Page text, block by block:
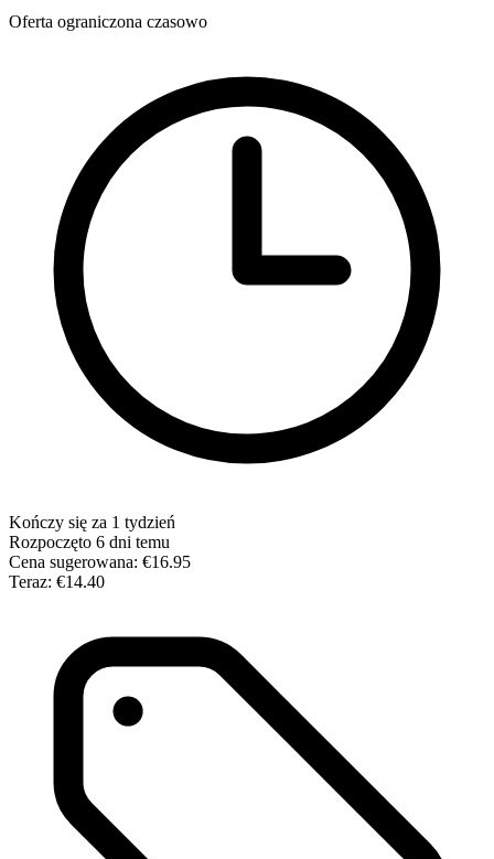
Oferta ograniczona czasowo
Kończy się za 1 tydzień
Rozpoczęto 6 dni temu
Cena sugerowana: €16.95
Teraz: €14.40